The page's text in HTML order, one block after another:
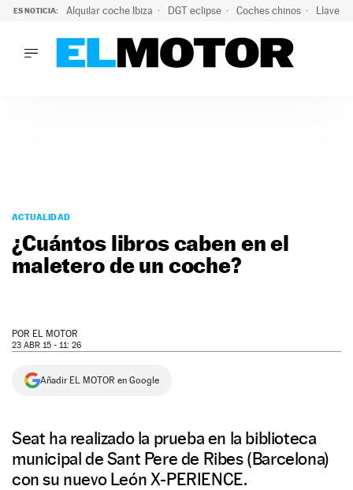
ES NOTICIA: Alquilar coche Ibiza DGT eclipse Coches chinos Llaves
PODCAST
MOTOS
TECNOLOGÍA
SERVICIOS
NEWSLETTER
ACTUALIDAD
¿Cuántos libros caben en el
maletero de un coche?
POR EL MOTOR
23 ABR 15 - 11: 26
Añadir EL MOTOR en Google
Seat ha realizado la prueba en la biblioteca
municipal de Sant Pere de Ribes (Barcelona)
con su nuevo León X-PERIENCE.